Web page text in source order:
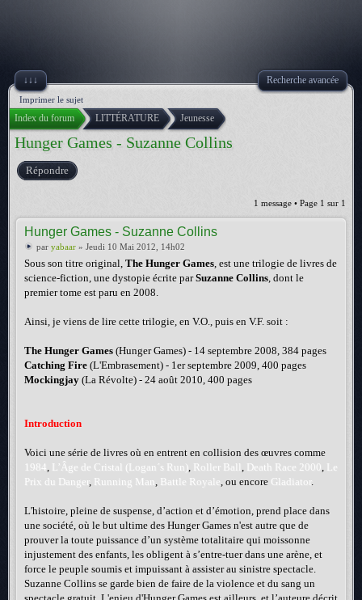
↓↓↓ Recherche avancée
Imprimer le sujet
Index du forum LITTÉRATURE Jeunesse
Hunger Games - Suzanne Collins
Répondre
1 message • Page 1 sur 1
Hunger Games - Suzanne Collins
par yabaar » Jeudi 10 Mai 2012, 14h02
Sous son titre original, The Hunger Games, est une trilogie de livres de
science-fiction, une dystopie écrite parSuzanne Collins, dont le
premier tome est paru en 2008.
Ainsi, je viens de lire cette trilogie, en V.O., puis en V.F. soit :
The Hunger Games (Hunger Games) - 14 septembre 2008, 384 pages
Catching Fire (L'Embrasement) - 1er septembre 2009, 400 pages
Mockingjay (La Révolte) - 24 août 2010, 400 pages
Introduction
Voici une série de livres où en entrent en collision des œuvres comme
1984, L’Âge de Cristal (Logan´s Run), Roller Ball, Death Race 2000, Le
Prix du Danger, Running Man, Battle Royale, ou encore Gladiator.
L'histoire, pleine de suspense, d’action et d’émotion, prend place dans
une société, où le but ultime des Hunger Games n'est autre que de
prouver la toute puissance d’un système totalitaire qui moissonne
injustement des enfants, les obligent à s’entre-tuer dans une arène, et
force le peuple soumis et impuissant à assister au sinistre spectacle.
Suzanne Collins se garde bien de faire de la violence et du sang un